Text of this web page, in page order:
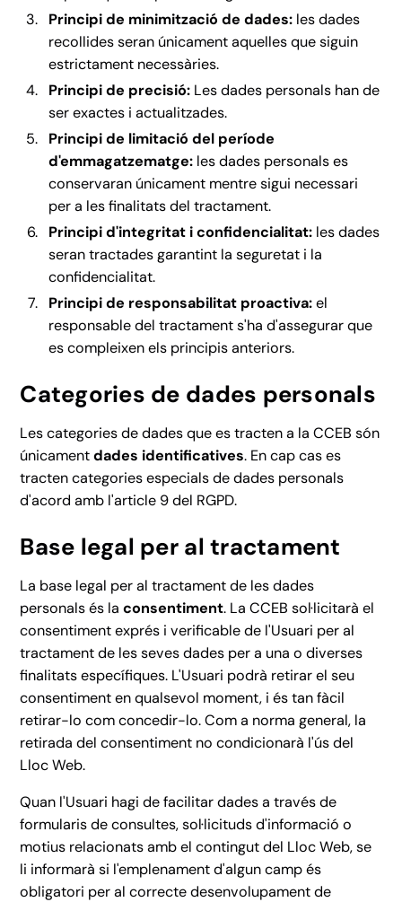
Principi de minimització de dades: les dades
recollides seran únicament aquelles que siguin
estrictament necessàries.
Principi de precisió: Les dades personals han de
ser exactes i actualitzades.
Principi de limitació del període
d'emmagatzematge: les dades personals es
conservaran únicament mentre sigui necessari
per a les finalitats del tractament.
Principi d'integritat i confidencialitat: les dades
seran tractades garantint la seguretat i la
confidencialitat.
Principi de responsabilitat proactiva:el
responsable del tractament s'ha d'assegurar que
es compleixen els principis anteriors.
Categories de dades personals
Les categories de dades que es tracten a la CCEB són
únicamentdades identificatives. En cap cas es
tracten categories especials de dades personals
d'acord amb l'article 9 del RGPD.
Base legal per al tractament
La base legal per al tractament de les dades
personals és laconsentiment. La CCEB sol·licitarà el
consentiment exprés i verificable de l'Usuari per al
tractament de les seves dades per a una o diverses
finalitats específiques. L'Usuari podrà retirar el seu
consentiment en qualsevol moment, i és tan fàcil
retirar-lo com concedir-lo. Com a norma general, la
retirada del consentiment no condicionarà l'ús del
Lloc Web.
Quan l'Usuari hagi de facilitar dades a través de
formularis de consultes, sol·licituds d'informació o
motius relacionats amb el contingut del Lloc Web, se
li informarà si l'emplenament d'algun camp és
obligatori per al correcte desenvolupament de